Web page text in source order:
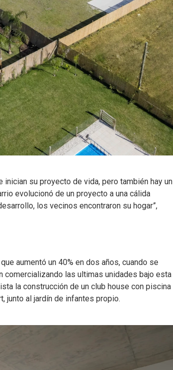
su proyecto de vida, pero también hay un
evolucionó de un proyecto a una cálida
los vecinos encontraron su hogar”,
aumentó un 40% en dos años, cuando se
comercializando las ultimas unidades bajo esta
la construcción de un club house con piscina
junto al jardín de infantes propio.